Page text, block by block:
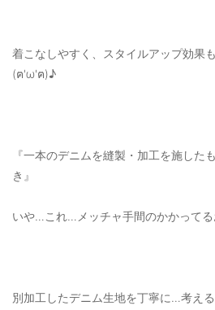
着こなしやすく、スタイルアップ効果
(ฅ'ω'ฅ)♪
『一本のデニムを縫製・加工を施した
き』
いや…これ…メッチャ手間のかかって
別加工したデニム生地を丁寧に…考え